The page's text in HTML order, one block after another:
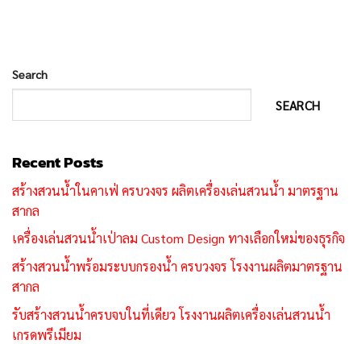
Search
SEARCH
Recent Posts
สร้างสวนน้ำในคาเฟ่ ครบวงจร ผลิตเครื่องเล่นสวนน้ำ มาตรฐาน
สากล
เครื่องเล่นสวนน้ำเป่าลม Custom Design ทางเลือกใหม่ของธุรกิจ
สร้างสวนน้ำพร้อมระบบกรองน้ำ ครบวงจร โรงงานผลิตมาตรฐาน
สากล
รับสร้างสวนน้ำครบจบในที่เดียว โรงงานผลิตเครื่องเล่นสวนน้ำ
เกรดพรีเมียม